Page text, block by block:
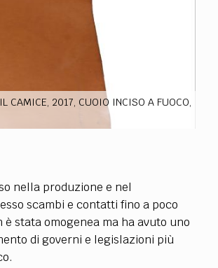
CAMICE, 2017, CUOIO INCISO A FUOCO,
nella produzione e nel
scambi e contatti fino a poco
stata omogenea ma ha avuto uno
di governi e legislazioni più